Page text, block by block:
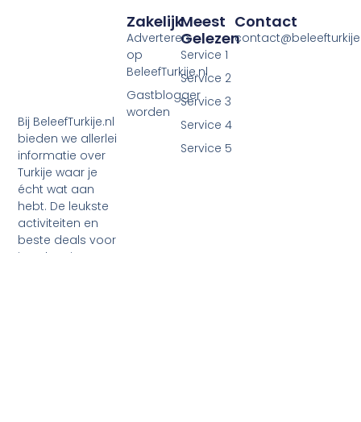
Bij BeleefTurkije.nl
bieden we allerlei
informatie over
Turkije waar je
écht wat aan
hebt. De leukste
activiteiten en
beste deals voor
je vakantie, maar
Meest
Gelezen
Service 1
Service 2
Service 3
Service 4
Service 5
Zakelijk
Adverteren
op
BeleefTurkije.nl
Gastblogger
worden
Contact